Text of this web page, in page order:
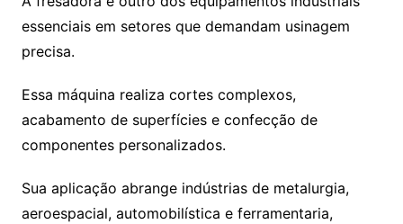
essenciais em setores que demandam usinagem
precisa.
Essa máquina realiza cortes complexos,
acabamento de superfícies e confecção de
componentes personalizados.
Sua aplicação abrange indústrias de metalurgia,
aeroespacial, automobilística e ferramentaria,